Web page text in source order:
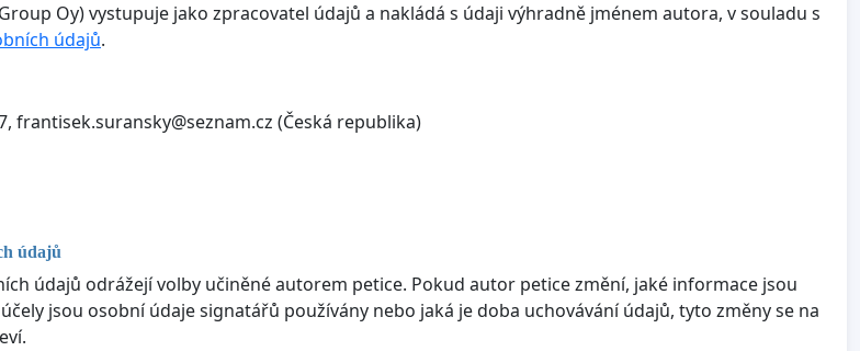
Oy) vystupuje jako zpracovatel údajů a nakládá s údaji výhradně jménem autora, v souladu s
údajů.
frantisek.suransky@seznam.cz (Česká republika)
údajů
údajů odrážejí volby učiněné autorem petice. Pokud autor petice změní, jaké informace jsou
jsou osobní údaje signatářů používány nebo jaká je doba uchovávání údajů, tyto změny se na